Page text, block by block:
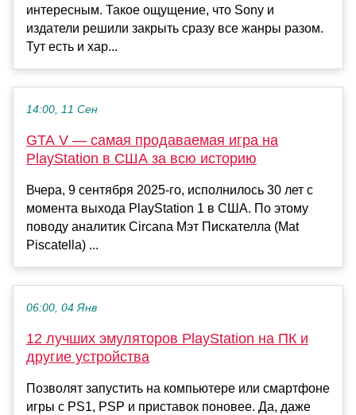
интересным. Такое ощущение, что Sony и
издатели решили закрыть сразу все жанры разом.
Тут есть и хар...
14:00, 11 Сен
GTA V — самая продаваемая игра на
PlayStation в США за всю историю
Вчера, 9 сентября 2025-го, исполнилось 30 лет с
момента выхода PlayStation 1 в США. По этому
поводу аналитик Circana Мэт Пискателла (Mat
Piscatella) ...
06:00, 04 Янв
12 лучших эмуляторов PlayStation на ПК и
другие устройства
Позволят запустить на компьютере или смартфоне
игры с PS1, PSP и приставок поновее. Да, даже